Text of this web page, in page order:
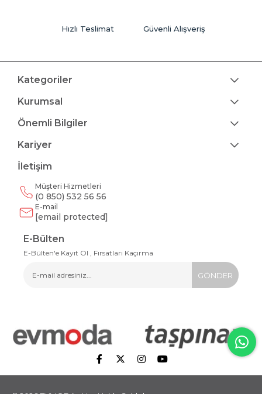
Hızlı Teslimat Güvenli Alışveriş
Kategoriler
Kurumsal
Önemli Bilgiler
Kariyer
İletişim
Müşteri Hizmetleri
(0 850) 532 56 56
E-mail
[email protected]
E-Bülten
E-Bülten'e Kayıt Ol , Fırsatları Kaçırma
GÖNDER